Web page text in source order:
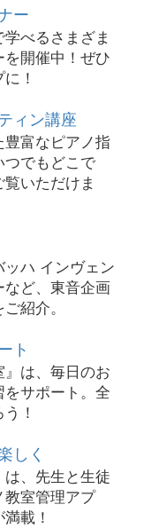
ー
べるさまざま
開催中！ぜひ
！
ィン講座
富なピアノ指
でもどこで
いただけま
ハ インヴェン
など、東音企画
紹介。
ト
』は、毎日のお
をサポート。全
！
しく
は、先生と生徒
教室管理アプ
載！